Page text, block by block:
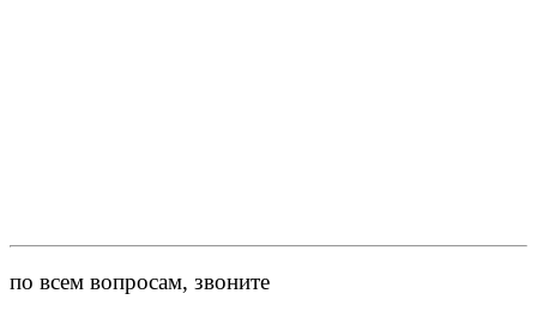
по всем вопросам, звоните